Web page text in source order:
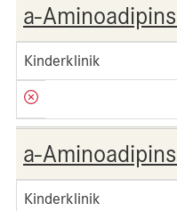
a-
Kinderklinik
a-
Kinderklinik